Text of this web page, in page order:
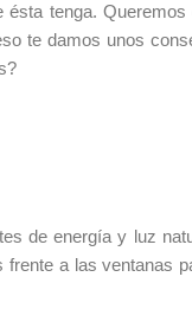
tenga. Queremos
te damos unos
de energía y luz
a las ventanas